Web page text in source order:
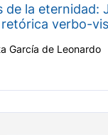
de la eternidad:
verbo-
García de Leonardo